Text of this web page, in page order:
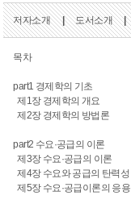
저자소개 | 도서소개 |
목차
part1 경제학의 기초
제1장 경제학의 개요
제2장 경제학의 방법론
part2 수요·공급의 이론
제3장 수요·공급의 이론
제4장 수요와 공급의 탄력성
제5장 수요·공급이론의 응용